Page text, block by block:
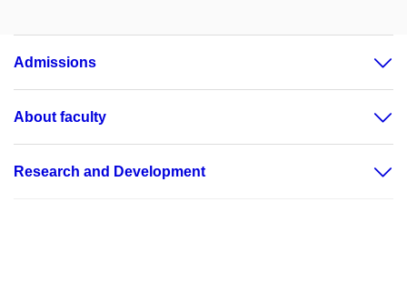
Admissions
About faculty
Research and Development